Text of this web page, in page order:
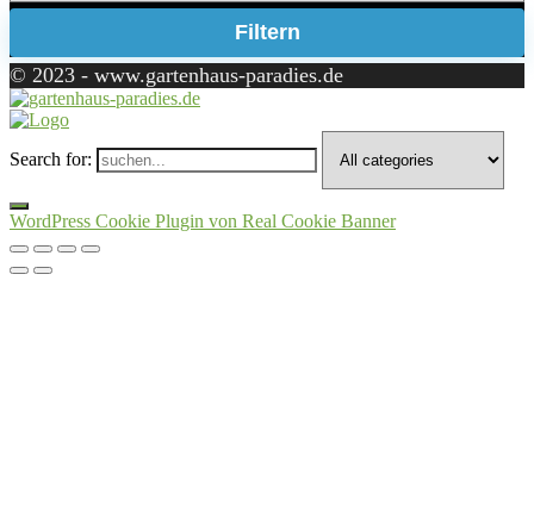
Filtern
© 2023 - www.gartenhaus-paradies.de
Search for:
WordPress Cookie Plugin von Real Cookie Banner